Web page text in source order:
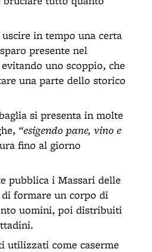
in tempo una certa
presente nel
uno scoppio, che
una parte dello storico
si presenta in molte
“esigendo pane, vino e
fino al giorno
pubblica i Massari delle
formare un corpo di
uomini, poi distribuiti
utilizzati come caserme